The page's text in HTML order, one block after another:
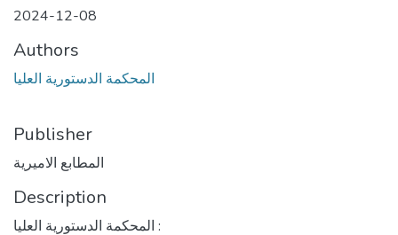
2024-12-08
Authors
المحكمة الدستورية العليا
Publisher
المطابع الاميرية
Description
المحكمة الدستورية العليا :